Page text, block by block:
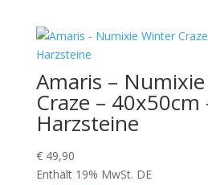
Amaris –
Craze – 40x50cm
Harzsteine
€49,90
Enthält 19% MwSt. DE